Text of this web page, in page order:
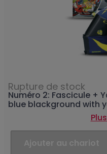
Rupture de stock
Numéro 2: Fascicule +
blue blackground with
Ajouter au chariot